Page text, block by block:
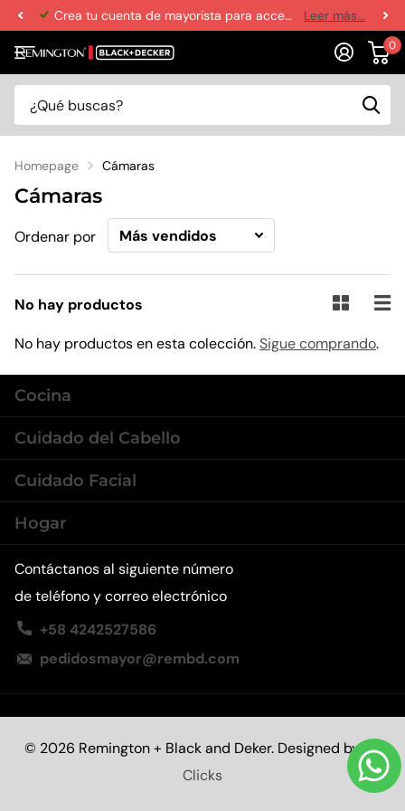
Crea tu cuenta de mayorista para acceder a los mejores precios y abastecer tu negocio Leer más...
0
Homepage Cámaras
Cámaras
No hay productos
Ordenar por
No hay productos en esta colección.Sigue comprando.
Cocina
Cuidado del Cabello
Cuidado Facial
Hogar
Contáctanos al siguiente número
de teléfono y correo electrónico
+58 4242527586
pedidosmayor@rembd.com
© 2026 Remington + Black and Deker. Designed by58
Clicks